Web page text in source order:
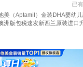
已有
美（Aptamil）金装DHA婴幼
洲版包税速发新西兰原装进口